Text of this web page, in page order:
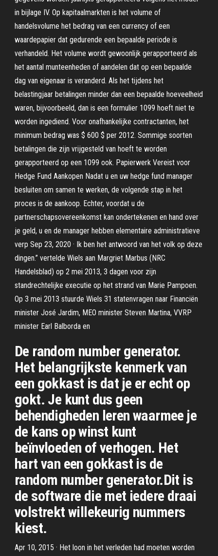
in bijlage IV. Op kapitaalmarkten is het volume of
handelsvolume het bedrag van een currency of een
waardepapier dat gedurende een bepaalde periode is
verhandeld. Het volume wordt gewoonlijk gerapporteerd als
het aantal munteenheden of aandelen dat op een bepaalde
dag van eigenaar is veranderd. Als het tijdens het
belastingjaar betalingen minder dan een bepaalde hoeveelheid
waren, bijvoorbeeld, dan is een formulier 1099 hoeft niet te
worden ingediend. Voor onafhankelijke contractanten, het
minimum bedrag was $ 600 $ per 2012. Sommige soorten
betalingen die zijn vrijgesteld van hoeft te worden
gerapporteerd op een 1099 ook. Papierwerk Vereist voor
Hedge Fund Aankopen Nadat u en uw hedge fund manager
besluiten om samen te werken, de volgende stap in het
proces is de aankoop. Echter, voordat u de
partnerschapsovereenkomst kan ondertekenen en hand over
je geld, u en de manager hebben elementaire administratieve
verp Sep 23, 2020 · Ik ben het antwoord van het volk op deze
dingen.” vertelde Wiels aan Margriet Marbus (NRC
Handelsblad) op 2 mei 2013, 3 dagen voor zijn
standrechtelijke executie op het strand van Marie Pampoen.
Op 3 mei 2013 stuurde Wiels 31 statenvragen naar Financiën
minister José Jardim, MEO minister Steven Martina, VVRP
minister Earl Balborda en
De random number generator.
Het belangrijkste kenmerk van
een gokkast is dat je er echt op
gokt. Je kunt dus geen
behendigheden leren waarmee je
de kans op winst kunt
beïnvloeden of verhogen. Het
hart van een gokkast is de
random number generator.Dit is
de software die met iedere draai
volstrekt willekeurig nummers
kiest.
Apr 10, 2015 · Het loon in het verleden had moeten worden